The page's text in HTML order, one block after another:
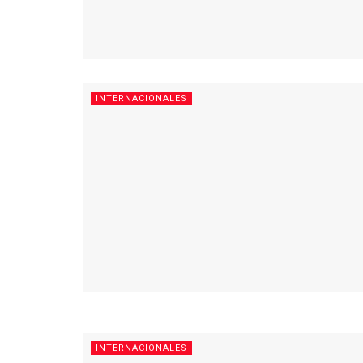
INTERNACIONALES
INTERNACIONALES